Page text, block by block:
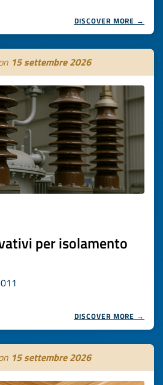
DISCOVER MORE →
15 settembre 2026
per isolamento
DISCOVER MORE →
15 settembre 2026